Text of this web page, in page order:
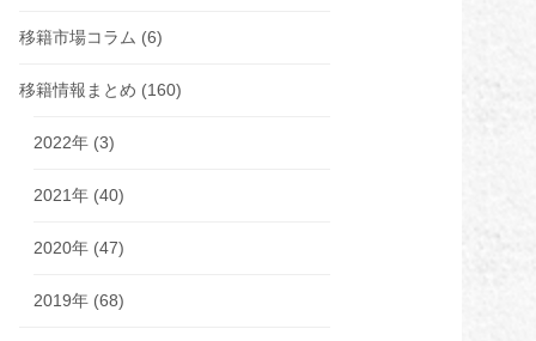
移籍市場コラム (6)
移籍情報まとめ (160)
2022年 (3)
2021年 (40)
2020年 (47)
2019年 (68)